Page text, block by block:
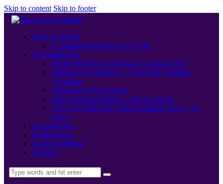
Skip to content Skip to footer
Sobre Nosotras
El Deporte Femenino en Cifras
Entrenamientos
Medio Maratón de Valencia / Gandía 2026
Entrena con Nosotras – Escuela de Running
Femenino
Nosotras en las Carreras
Datos Entrenamientos – 15K Nocturna
VOLUNTARIADO Triatló Maritim 2019 – 11
mayo
Equipaciones
Conferencias
Carrera 10kFem
Noticias